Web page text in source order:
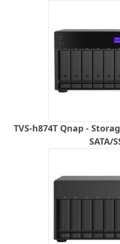
TVS-h874T Qnap -
SATA/